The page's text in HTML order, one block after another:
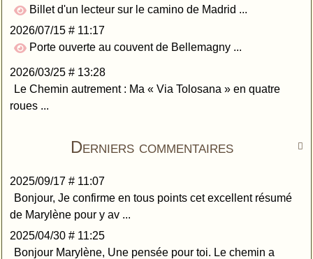
Billet d'un lecteur sur le camino de Madrid ...
2026/07/15 # 11:17
Porte ouverte au couvent de Bellemagny ...
2026/03/25 # 13:28
Le Chemin autrement : Ma « Via Tolosana » en quatre
roues ...

Derniers commentaires
2025/09/17 # 11:07
Bonjour, Je confirme en tous points cet excellent résumé
de Marylène pour y av ...
2025/04/30 # 11:25
Bonjour Marylène, Une pensée pour toi. Le chemin a